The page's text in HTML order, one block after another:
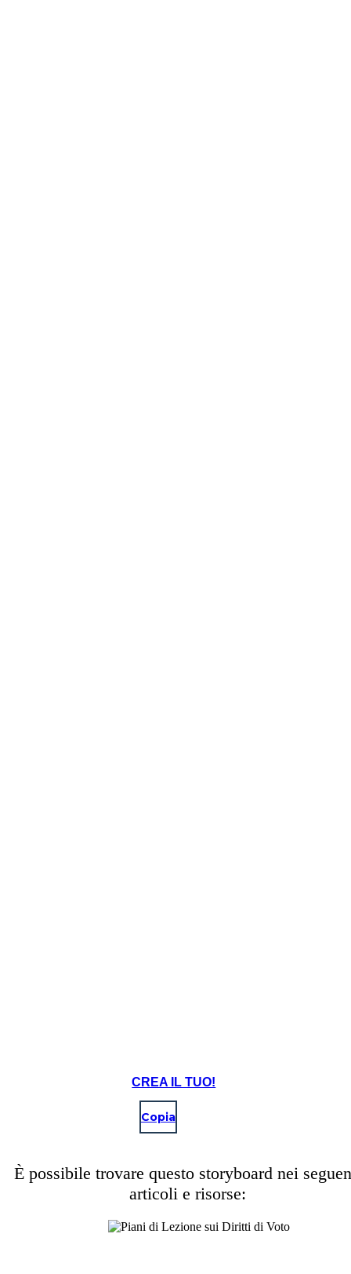
CREA IL TUO!
Copia
È possibile trovare questo storyboard nei
articoli e risorse: